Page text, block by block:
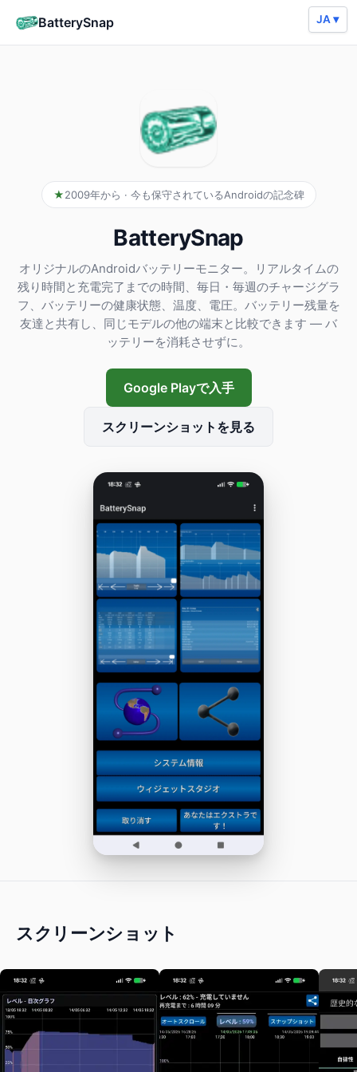
BatterySnap
2009年から · 今も保守されているAndroidの記念碑
BatterySnap
オリジナルのAndroidバッテリーモニター。リアルタイムの
残り時間と充電完了までの時間、毎日・毎週のチャージグラ
フ、バッテリーの健康状態、温度、電圧。バッテリー残量を
友達と共有し、同じモデルの他の端末と比較できます — バ
ッテリーを消耗させずに。
Google Playで入手
スクリーンショットを見る
スクリーンショット
JA ▾